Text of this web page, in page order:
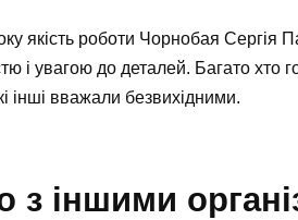
якість роботи Чорнобая Сергія
і увагою до деталей. Багато хто
інші вважали безвихідними.
з іншими